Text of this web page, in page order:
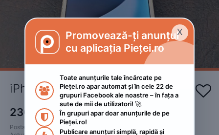
iPhone 7 , 32 gb 
230 RON
• Negociabil
Postat
2026. aprilie 5.
X
Promovează-ți anunțul
cu aplicația Pieței.ro

Toate anunțurile tale încărcate pe
Pieței.ro apar automat și în cele 22 de
grupuri Facebook ale noastre – în fața a
sute de mii de utilizatori! 🚀

În grupuri apar doar anunțurile de pe
Pieței.ro!
Publicare anunțuri simplă, rapidă și